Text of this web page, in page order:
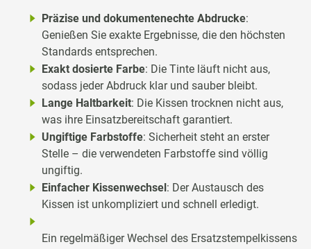
Präzise und dokumentenechte Abdrucke:
Genießen Sie exakte Ergebnisse, die den höchsten
Standards entsprechen.
Exakt dosierte Farbe: Die Tinte läuft nicht aus,
sodass jeder Abdruck klar und sauber bleibt.
Lange Haltbarkeit: Die Kissen trocknen nicht aus,
was ihre Einsatzbereitschaft garantiert.
Ungiftige Farbstoffe: Sicherheit steht an erster
Stelle – die verwendeten Farbstoffe sind völlig
ungiftig.
Einfacher Kissenwechsel: Der Austausch des
Kissen ist unkompliziert und schnell erledigt.
Ein regelmäßiger Wechsel des Ersatzstempelkissens